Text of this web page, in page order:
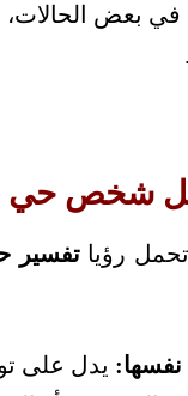
في بعض الحالات،
شخص حي
تحمل رؤياتفسير
نفسها: يدل على